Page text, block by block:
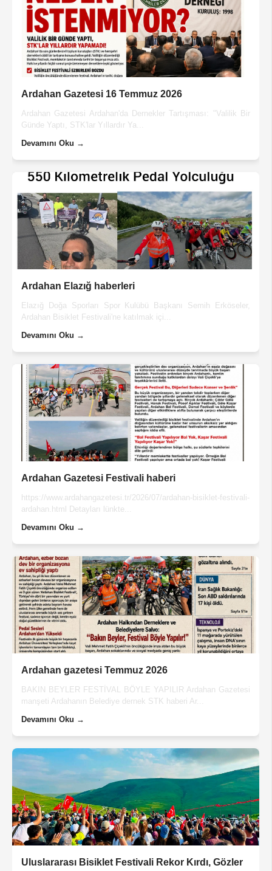
Ardahan Gazetesi 16 Temmuz 2026
Ardahan Gazetesi Ardahan'da Dernekler Tartışması: "Valilik Bir
Günde Yaptı, STK'lar Yıllardır Ya...
Devamını Oku →
Ardahan Elazığ haberleri
Elazığ Doğa Sporları Spor Kulübü Başkanı Semih Erköseler,
Ardahan Bisiklet Festivali'ne katılmak içi...
Devamını Oku →
Ardahan Gazetesi Festivali haberi
https://www.ardahangazetesi.tr/2026/07/ardahan-bisiklet-festivali-
ardahan.html Detayları lünkte...
Devamını Oku →
Ardahan gazetesi Temmuz 2026
BAKIN BEYLER FESTİVAL BÖYLE YAPILIR Ardahan Gazetesi
manşeti Ardahanın Belediye dernek STK haberi Ar...
Devamını Oku →
Uluslararası Bisiklet Festivali Rekor Kırdı, Gözler